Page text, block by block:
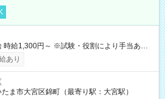
給あり 【即給（前払い）オプションあ
場合、勤務から1週間ほどで給与の一部を受け
試験 8:30～17:30（休憩1時間） 時給1,300円
円＋交通費 ※当日の役割により時給＋100
あり
ま市大宮区錦町（最寄り駅：大宮駅）